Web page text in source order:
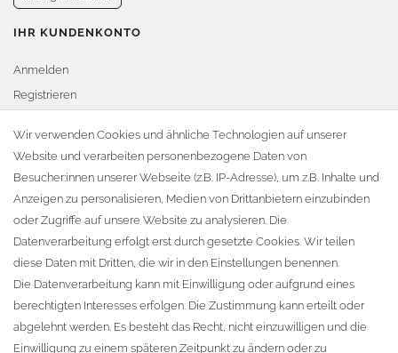
IHR KUNDENKONTO
Anmelden
Registrieren
Warenkorb
Zur Kasse
KONTAKT
Fa. Steffen Jost
Söbrigener Weg 50
D-01796 Pirna
Telefon:+49 (0)3501 507295
Wir verwenden Cookies und ähnliche Technologien auf unserer
Website und verarbeiten personenbezogene Daten von
Besucher:innen unserer Webseite (z.B. IP-Adresse), um z.B. Inhalte und
Anzeigen zu personalisieren, Medien von Drittanbietern einzubinden
oder Zugriffe auf unsere Website zu analysieren. Die
Datenverarbeitung erfolgt erst durch gesetzte Cookies. Wir teilen
diese Daten mit Dritten, die wir in den Einstellungen benennen.
Die Datenverarbeitung kann mit Einwilligung oder aufgrund eines
berechtigten Interesses erfolgen. Die Zustimmung kann erteilt oder
abgelehnt werden. Es besteht das Recht, nicht einzuwilligen und die
Einwilligung zu einem späteren Zeitpunkt zu ändern oder zu